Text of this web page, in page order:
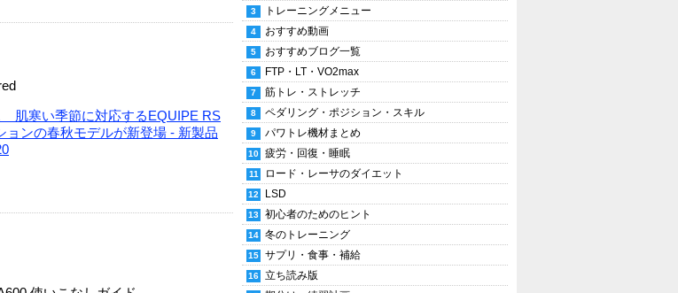
肌寒い季節に対応するEQUIPE RS
ョンの春秋モデルが新登場 - 新製品
トレーニングメニュー
おすすめ動画
おすすめブログ一覧
FTP・LT・VO2max
筋トレ・ストレッチ
ペダリング・ポジション・スキル
パワトレ機材まとめ
疲労・回復・睡眠
ロード・レーサのダイエット
LSD
初心者のためのヒント
冬のトレーニング
サプリ・食事・補給
立ち読み版